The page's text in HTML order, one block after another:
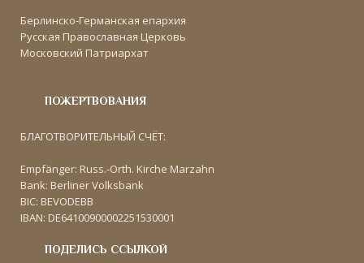
Берлинско-Германская епархия
Русская Православная Церковь
Московский Патриархат
ПОЖЕРТВОВАНИЯ
БЛАГОТВОРИТЕЛЬНЫЙ СЧЁТ:
Empfänger: Russ.-Orth. Kirche Marzahn
Bank: Berliner Volksbank
BIC: BEVODEBB
IBAN: DE64100900002251530001
ПОДЕЛИСЬ ССЫЛКОЙ